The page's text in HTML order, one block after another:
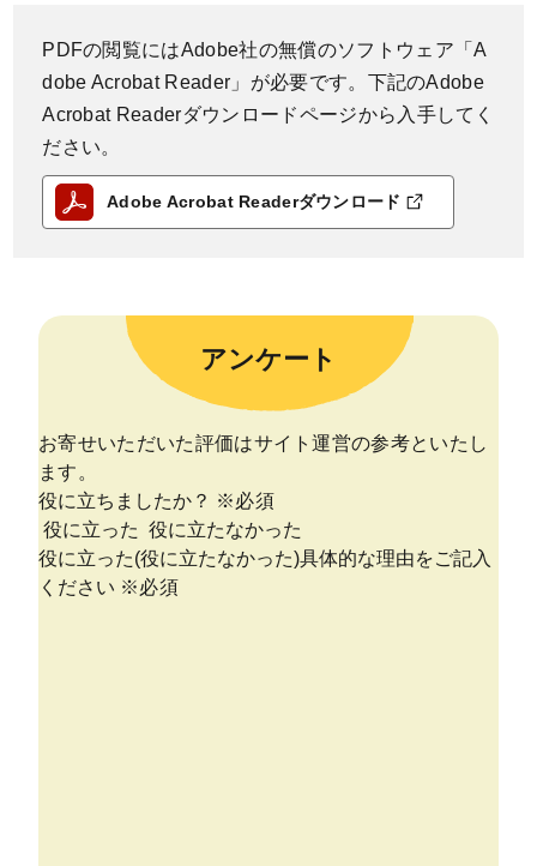
PDFの閲覧にはAdobe社の無償のソフトウェア「A
dobe Acrobat Reader」が必要です。下記のAdobe
Acrobat Readerダウンロードページから入手してく
ださい。
Adobe Acrobat Readerダウンロード
アンケート